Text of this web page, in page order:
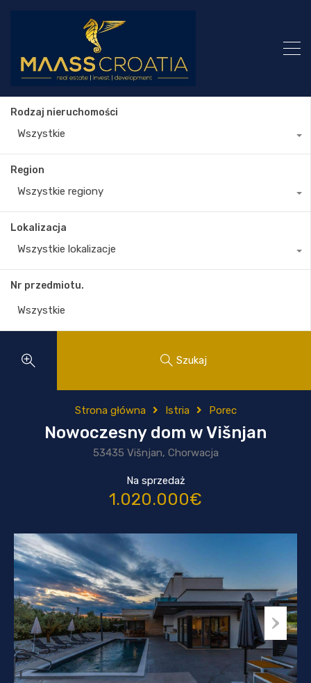
Rodzaj nieruchomości
Wszystkie
Region
Wszystkie regiony
Lokalizacja
Wszystkie lokalizacje
Nr przedmiotu.
Szukaj
Strona główna Istria Porec
Nowoczesny dom w Višnjan
53435 Višnjan, Chorwacja
Na sprzedaż
1.020.000€